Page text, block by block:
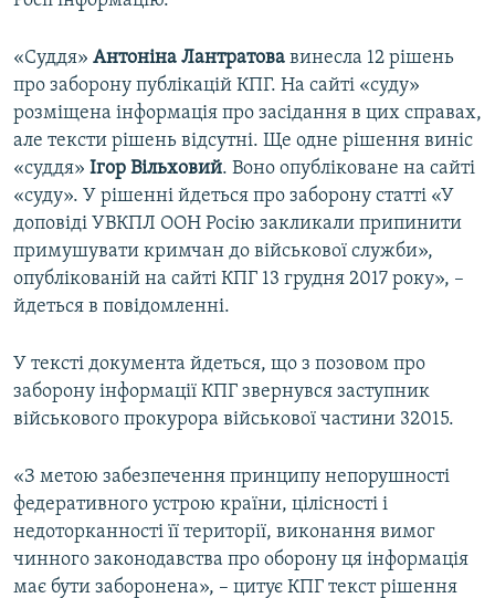
«Суддя» Антоніна Лантратова винесла 12 рішень
про заборону публікацій КПГ. На сайті «суду»
розміщена інформація про засідання в цих справах,
але тексти рішень відсутні. Ще одне рішення виніс
«суддя» Ігор Вільховий. Воно опубліковане на сайті
«суду». У рішенні йдеться про заборону статті «У
доповіді УВКПЛ ООН Росію закликали припинити
примушувати кримчан до військової служби»,
опублікованій на сайті КПГ 13 грудня 2017 року», –
йдеться в повідомленні.
У тексті документа йдеться, що з позовом про
заборону інформації КПГ звернувся заступник
військового прокурора військової частини 32015.
«З метою забезпечення принципу непорушності
федеративного устрою країни, цілісності і
недоторканності її території, виконання вимог
чинного законодавства про оборону ця інформація
має бути заборонена», – цитує КПГ текст рішення